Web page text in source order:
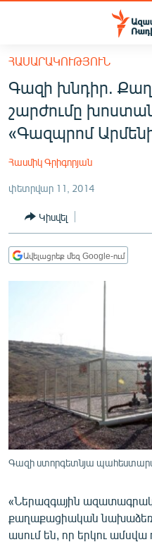
Մատչելիության
հիմնական
բովանդակությանը
հիմնական
մենյուին
ՀԱՅԱՍՏԱՆ
ՔԱՂԱՔԱԿԱՆ
ՏՆՏԵՍՈՒԹՅՈՒՆ
ՂԱՐԱԲԱՂ
ՄՇԱԿՈՒՅԹ
ՍՊՈՐՏ
ՄԵԿՆԱԲԱՆՈՒԹՅՈՒՆ
ՏՏ ԵՒ ԻՆՏԵՐՆԵՏ
ՏԵՍԱՆՅՈՒԹԵՐ
ԲԱՆԱՎԵՃ
ՀԱՍԱՐԱԿՈՒԹՅՈՒՆ
Գազի խնդիր.
շարժումը
«Գազպրոմ
Հասմիկ Գրիգորյան
փետրվար 11, 2014
Կիսվել
Ավելացրեք մեզ Google-ում
Գազի ստորգետնյա
«Ներազգային
քաղաքացիական
ասում են, որ երկու ամսվա